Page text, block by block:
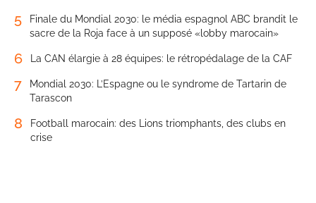
5
Finale du Mondial 2030: le média espagnol ABC brandit le
sacre de la Roja face à un supposé «lobby marocain»
6 La CAN élargie à 28 équipes: le rétropédalage de la CAF
7
Mondial 2030: L’Espagne ou le syndrome de Tartarin de
Tarascon
8
Football marocain: des Lions triomphants, des clubs en
crise